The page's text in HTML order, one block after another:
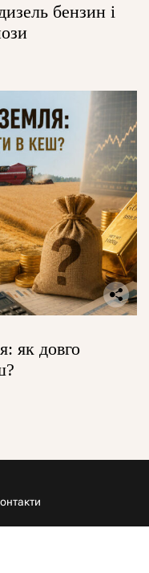
бензин і
як довго